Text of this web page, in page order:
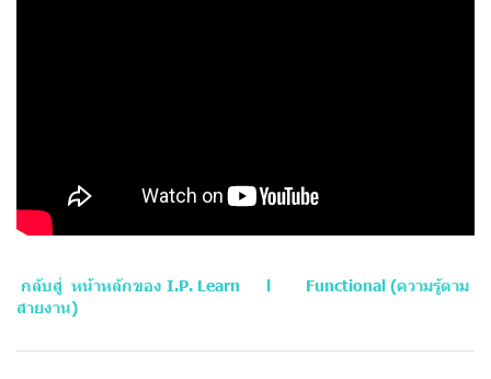
กลับสู่ หน้าหลักของ I.P. Learn l Functional (ความรู้ตาม
สายงาน)